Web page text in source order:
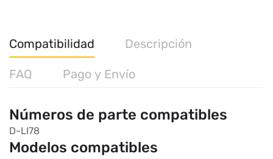
Compatibilidad Descripción
FAQ Pago y Envío
Números de parte compatibles
D-LI78
Modelos compatibles